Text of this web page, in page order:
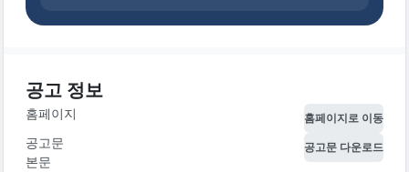
공고 정보
홈페이지 홈페이지로 이동
공고문
본문
공고문 다운로드